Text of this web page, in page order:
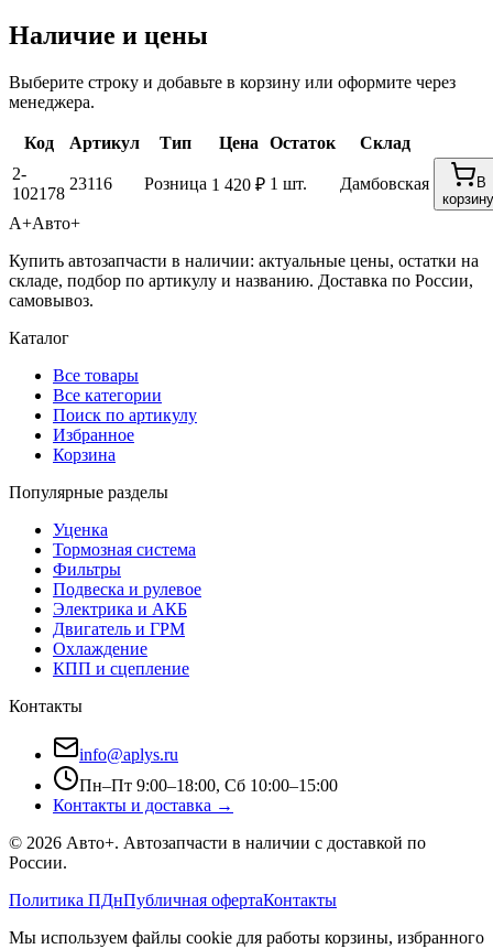
Наличие и цены
Выберите строку и добавьте в корзину или оформите через
менеджера.
Код Артикул Тип Цена Остаток
Склад
2-
102178
23116 Розница 1 420 ₽ 1 шт. Дамбовская
В
корзину
А+Авто+
Купить автозапчасти в наличии: актуальные цены, остатки на
складе, подбор по артикулу и названию. Доставка по России,
самовывоз.
Каталог
Все товары
Все категории
Поиск по артикулу
Избранное
Корзина
Популярные разделы
Уценка
Тормозная система
Фильтры
Подвеска и рулевое
Электрика и АКБ
Двигатель и ГРМ
Охлаждение
КПП и сцепление
Контакты
info@aplys.ru
Пн–Пт 9:00–18:00, Сб 10:00–15:00
Контакты и доставка →
© 2026 Авто+. Автозапчасти в наличии с доставкой по
России.
Политика ПДнПубличная офертаКонтакты
Мы используем файлы cookie для работы корзины, избранного